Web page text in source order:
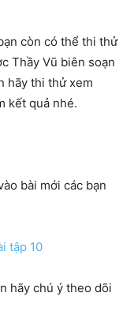
còn có thể thi thử
Thầy Vũ biên soạn
hãy thi thử xem
kết quả nhé.
bài mới các bạn
tập 10
hãy chú ý theo dõi